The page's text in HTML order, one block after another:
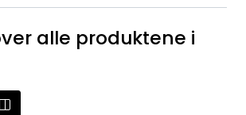
alle produktene i